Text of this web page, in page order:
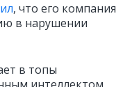
, что его компания
в нарушении
в топы